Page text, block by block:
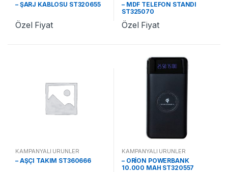
– ŞARJ KABLOSU ST320655
Özel Fiyat
– MDF TELEFON STANDI
ST325070
Özel Fiyat
KAMPANYALI ÜRÜNLER
– AŞÇI TAKIM ST360666
KAMPANYALI ÜRÜNLER
– ORİON POWERBANK
10.000 MAH ST320557